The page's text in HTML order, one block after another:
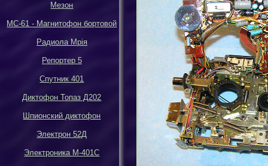
Мезон
МС-61 - Магнитофон бортовой
Радиола Мрiя
Репортер 5
Спутник 401
Диктофон Топаз Д202
Шпионский диктофон
Электрон 52Д
Электроника М-401С